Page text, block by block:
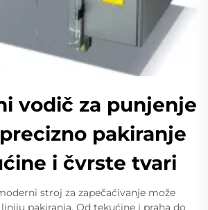
vodič za punjenje
pakiranje
i čvrste tvari
stroj za zapečaćivanje može
pakiranja. Od tekućine i praha do